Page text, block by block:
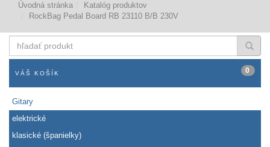
Úvodná stránka
Katalóg produktov
RockBag Pedal Board RB 23110 B/B 230V
produkt
VÁŠ KOŠÍK 0
Gitary
elektrické
klasické (španielky)